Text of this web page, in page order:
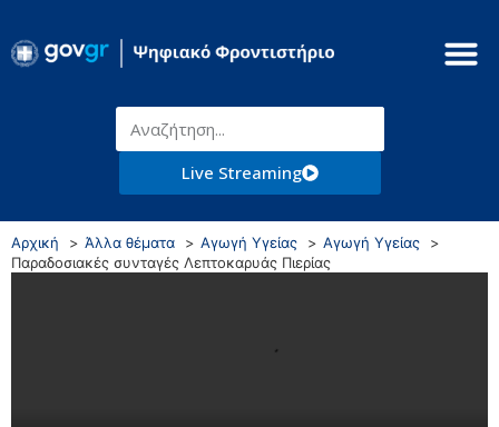
Live Streaming
Αρχική Άλλα θέματα Αγωγή Υγείας
Αγωγή Υγείας
Παραδοσιακές συνταγές Λεπτοκαρυάς Πιερίας